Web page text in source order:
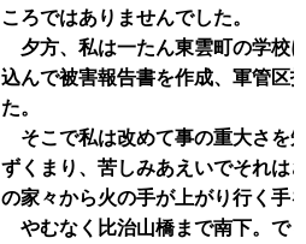
ころではありませんでした。
夕方、私は一たん東雲町の学校
込んで被害報告書を作成、軍管区
た。
そこで私は改めて事の重大さを
ずくまり、苦しみあえいでそれは
の家々から火の手が上がり行く手
やむなく比治山橋まで南下。で